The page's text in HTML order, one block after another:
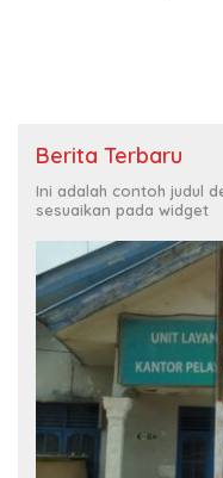
Berita Terbaru
Ini adalah contoh judul
sesuaikan pada widget